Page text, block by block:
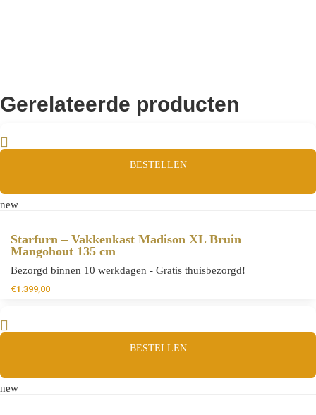
Gerelateerde producten
BESTELLEN
new
Starfurn – Vakkenkast Madison XL Bruin
Mangohout 135 cm
Bezorgd binnen 10 werkdagen - Gratis thuisbezorgd!
€1.399,00
BESTELLEN
new